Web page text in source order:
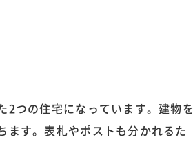
2つの住宅になっています。建物を
ます。表札やポストも分かれるた